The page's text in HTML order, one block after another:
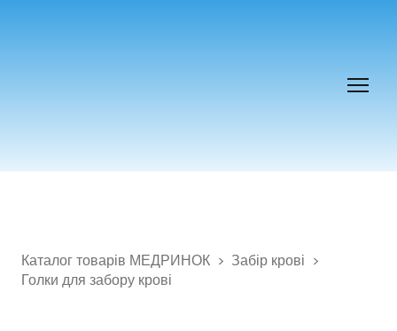
Каталог товарів МЕДРИНОК
Забір крові
Голки для забору крові